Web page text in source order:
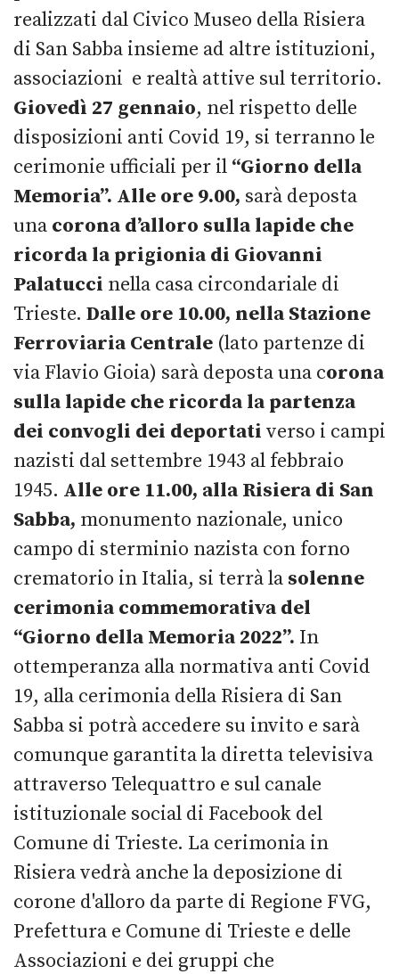
realizzati dal Civico Museo della Risiera
di San Sabba insieme ad altre istituzioni,
associazioni e realtà attive sul territorio.
Giovedì 27 gennaio, nel rispetto delle
disposizioni anti Covid 19, si terranno le
cerimonie ufficiali per il “Giorno della
Memoria”. Alle ore 9.00, sarà deposta
una corona d’alloro sulla lapide che
ricorda la prigionia di Giovanni
Palatucci nella casa circondariale di
Trieste. Dalle ore 10.00, nella Stazione
Ferroviaria Centrale (lato partenze di
via Flavio Gioia) sarà deposta una corona
sulla lapide che ricorda la partenza
dei convogli dei deportati verso i campi
nazisti dal settembre 1943 al febbraio
1945. Alle ore 11.00, alla Risiera di San
Sabba, monumento nazionale, unico
campo di sterminio nazista con forno
crematorio in Italia, si terrà la solenne
cerimonia commemorativa del
“Giorno della Memoria 2022”. In
ottemperanza alla normativa anti Covid
19, alla cerimonia della Risiera di San
Sabba si potrà accedere su invito e sarà
comunque garantita la diretta televisiva
attraverso Telequattro e sul canale
istituzionale social di Facebook del
Comune di Trieste. La cerimonia in
Risiera vedrà anche la deposizione di
corone d'alloro da parte di Regione FVG,
Prefettura e Comune di Trieste e delle
Associazioni e dei gruppi che